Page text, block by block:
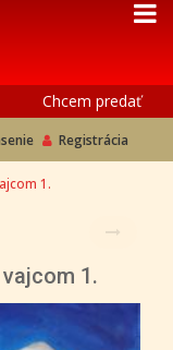
Chcem predať
Registrácia
1.
1.